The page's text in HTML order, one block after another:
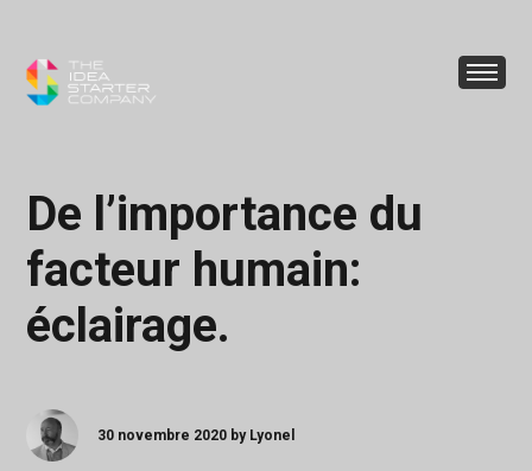
De l’importance du
facteur humain:
éclairage.
30 novembre 2020 by Lyonel